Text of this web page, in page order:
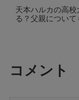
天本ハルカの高
る？父親について
コメント